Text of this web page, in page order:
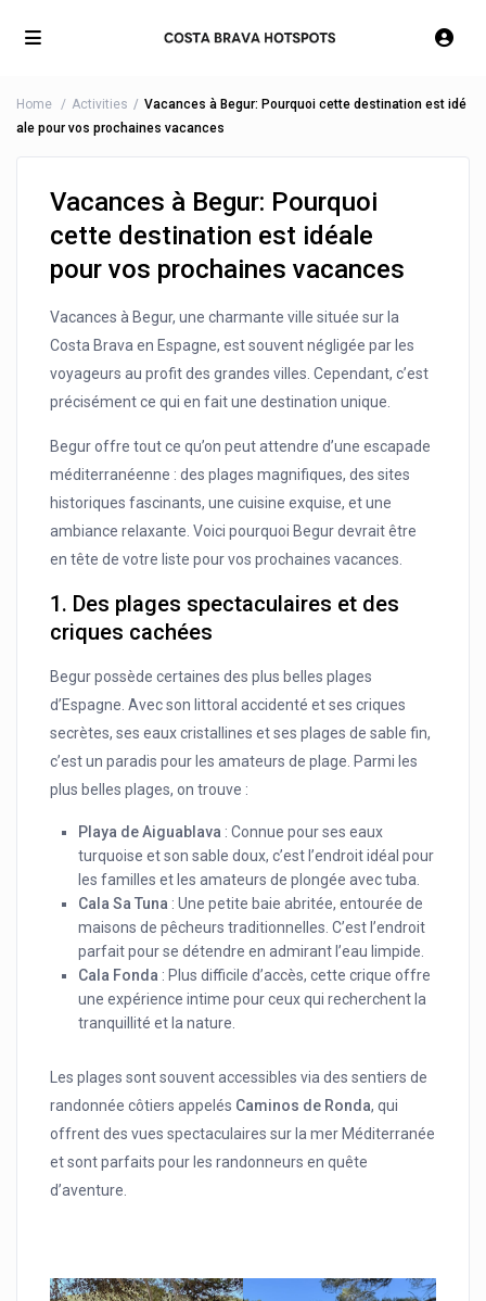
Home Activities
Vacances à Begur: Pourquoi cette destination est idé
ale pour vos prochaines vacances
Vacances à Begur: Pourquoi
cette destination est idéale
pour vos prochaines vacances
Vacances à Begur, une charmante ville située sur la
Costa Brava en Espagne, est souvent négligée par les
voyageurs au profit des grandes villes. Cependant, c’est
précisément ce qui en fait une destination unique.
Begur offre tout ce qu’on peut attendre d’une escapade
méditerranéenne : des plages magnifiques, des sites
historiques fascinants, une cuisine exquise, et une
ambiance relaxante. Voici pourquoi Begur devrait être
en tête de votre liste pour vos prochaines vacances.
1. Des plages spectaculaires et des
criques cachées
Begur possède certaines des plus belles plages
d’Espagne. Avec son littoral accidenté et ses criques
secrètes, ses eaux cristallines et ses plages de sable fin,
c’est un paradis pour les amateurs de plage. Parmi les
plus belles plages, on trouve :
Playa de Aiguablava : Connue pour ses eaux
turquoise et son sable doux, c’est l’endroit idéal pour
les familles et les amateurs de plongée avec tuba.
Cala Sa Tuna : Une petite baie abritée, entourée de
maisons de pêcheurs traditionnelles. C’est l’endroit
parfait pour se détendre en admirant l’eau limpide.
Cala Fonda : Plus difficile d’accès, cette crique offre
une expérience intime pour ceux qui recherchent la
tranquillité et la nature.
Les plages sont souvent accessibles via des sentiers de
randonnée côtiers appelés Caminos de Ronda, qui
offrent des vues spectaculaires sur la mer Méditerranée
et sont parfaits pour les randonneurs en quête
d’aventure.